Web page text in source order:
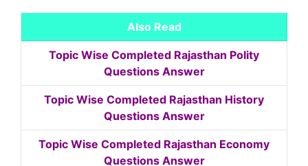
Also Read
Topic Wise Completed Rajasthan Polity
Questions Answer
Topic Wise Completed Rajasthan History
Questions Answer
Topic Wise Completed Rajasthan Economy
Questions Answer